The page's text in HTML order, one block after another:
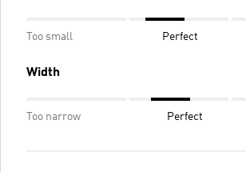
Too small Perfect
Width
Too narrow Perfect